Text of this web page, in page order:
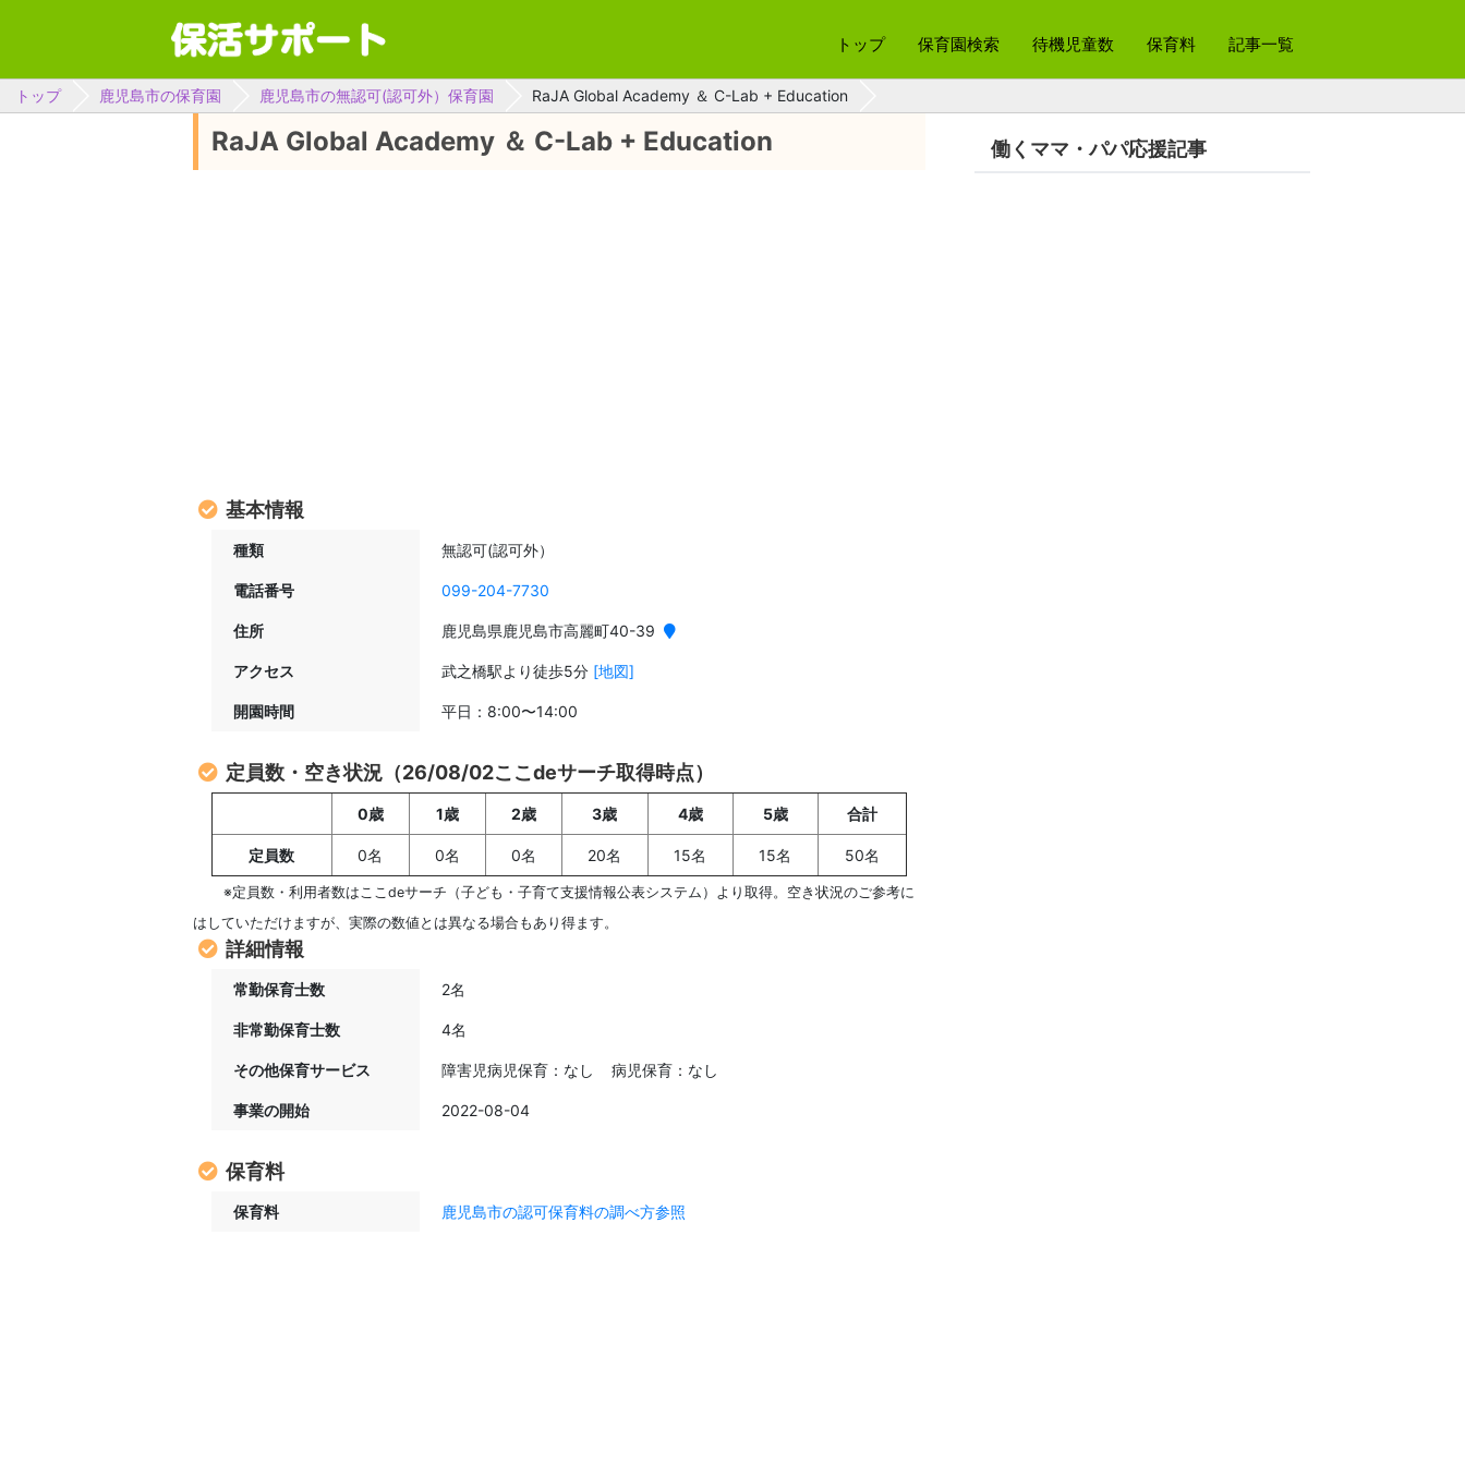
トップ 保育園検索 待機児童数 保育料 記事一覧
トップ 鹿児島市の保育園 鹿児島市の無認可(認可外）保育園 RaJA Global Academy ＆ C-Lab + Education
RaJA Global Academy ＆ C-Lab + Education
基本情報
種類 無認可(認可外）
電話番号 099-204-7730
住所 鹿児島県鹿児島市高麗町40-39
アクセス 武之橋駅より徒歩5分 [地図]
開園時間 平日：8:00〜14:00
定員数・空き状況（26/08/02ここdeサーチ取得時点）
0歳 1歳 2歳 3歳 4歳 5歳 合計
定員数 0名 0名 0名 20名 15名 15名 50名
※定員数・利用者数はここdeサーチ（子ども・子育て支援情報公表システム）より取得。空き状況のご参考に
はしていただけますが、実際の数値とは異なる場合もあり得ます。
詳細情報
常勤保育士数 2名
非常勤保育士数 4名
その他保育サービス 障害児病児保育：なし 病児保育：なし
事業の開始 2022-08-04
保育料
保育料 鹿児島市の認可保育料の調べ方参照
働くママ・パパ応援記事